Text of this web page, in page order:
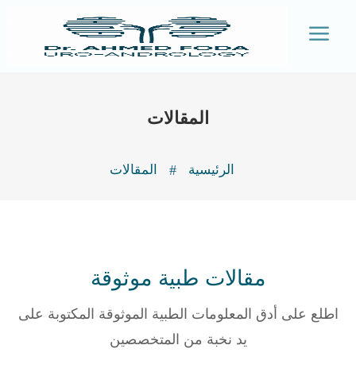
a
المقالات
الرئيسية # المقالات
مقالات طبية موثوقة
اطلع على أدق المعلومات الطبية الموثوقة المكتوبة على
يد نخبة من المتخصصين